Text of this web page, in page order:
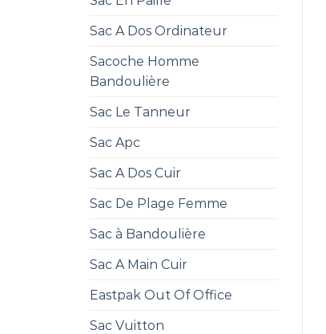
Sac A Dos Ordinateur
Sacoche Homme
Bandoulière
Sac Le Tanneur
Sac Apc
Sac A Dos Cuir
Sac De Plage Femme
Sac à Bandoulière
Sac A Main Cuir
Eastpak Out Of Office
Sac Vuitton